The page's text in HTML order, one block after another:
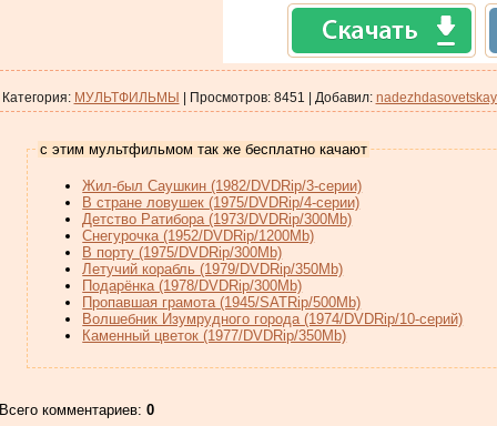
Категория: МУЛЬТФИЛЬМЫ Просмотров: 8451 Добавил:
с этим мультфильмом так же бесплатно качают
Жил-был Саушкин (1982/DVDRip/3-серии)
В стране ловушек (1975/DVDRip/4-серии)
Детство Ратибора (1973/DVDRip/300Mb)
Снегурочка (1952/DVDRip/1200Mb)
В порту (1975/DVDRip/300Mb)
Летучий корабль (1979/DVDRip/350Mb)
Подарёнка (1978/DVDRip/300Mb)
Пропавшая грамота (1945/SATRip/500Mb)
Волшебник Изумрудного города (1974/DVDRip/10-серий)
Каменный цветок (1977/DVDRip/350Mb)
Всего комментариев: 0